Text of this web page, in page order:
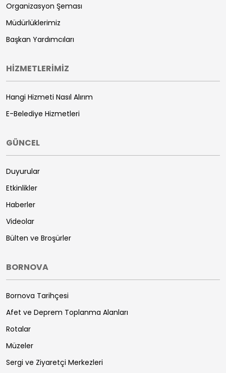
Organizasyon Şeması
Müdürlüklerimiz
Başkan Yardımcıları
HİZMETLERİMİZ
Hangi Hizmeti Nasıl Alırım
E-Belediye Hizmetleri
GÜNCEL
Duyurular
Etkinlikler
Haberler
Videolar
Bülten ve Broşürler
BORNOVA
Bornova Tarihçesi
Afet ve Deprem Toplanma Alanları
Rotalar
Müzeler
Sergi ve Ziyaretçi Merkezleri